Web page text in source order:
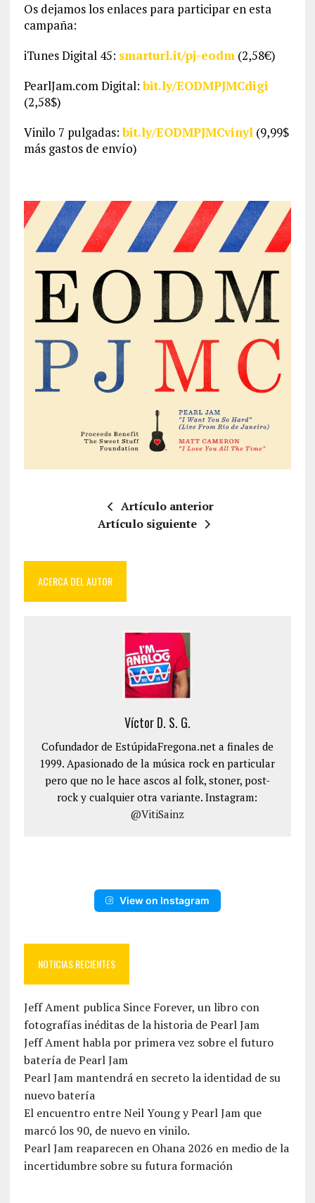
Os dejamos los enlaces para participar en esta
campaña:
iTunes Digital 45: smarturl.it/pj-eodm(2,58€)
PearlJam.com Digital:bit.ly/EODMPJMCdigi
(2,58$)
Vinilo 7 pulgadas:bit.ly/EODMPJMCvinyl(9,99$
más gastos de envío)
Artículo anterior
Artículo siguiente
ACERCA DEL AUTOR
Víctor D. S. G.
Cofundador de EstúpidaFregona.net a finales de
1999. Apasionado de la música rock en particular
pero que no le hace ascos al folk, stoner, post-
rock y cualquier otra variante. Instagram:
@VitiSainz
View on Instagram
NOTICIAS RECIENTES
Jeff Ament publica Since Forever, un libro con
fotografías inéditas de la historia de Pearl Jam
Jeff Ament habla por primera vez sobre el futuro
batería de Pearl Jam
Pearl Jam mantendrá en secreto la identidad de su
nuevo batería
El encuentro entre Neil Young y Pearl Jam que
marcó los 90, de nuevo en vinilo.
Pearl Jam reaparecen en Ohana 2026 en medio de la
incertidumbre sobre su futura formación